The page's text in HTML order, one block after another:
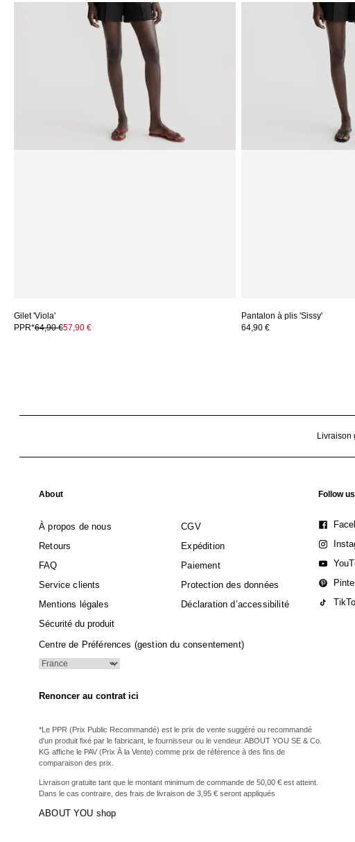
Gilet 'Viola'
PPR*64,90 €57,90 €
Pantalon à plis 'Sissy'
64,90 €
Livraison
About
À propos de nous
CGV
Retours
Expédition
FAQ
Paiement
Service clients
Protection des données
Mentions légales
Déclaration d’accessibilité
Sécurité du produit
Centre de Préférences (gestion du consentement)
Renoncer au contrat ici
*Le PPR (Prix Public Recommandé) est le prix de vente suggéré ou recommandé
d'un produit fixé par le fabricant, le fournisseur ou le vendeur. ABOUT YOU SE & Co.
KG affiche le PAV (Prix À la Vente) comme prix de référence à des fins de
comparaison des prix.
Livraison gratuite tant que le montant minimum de commande de 50,00 € est atteint.
Dans le cas contraire, des frais de livraison de 3,95 € seront appliqués
ABOUT YOU shop
Follow us